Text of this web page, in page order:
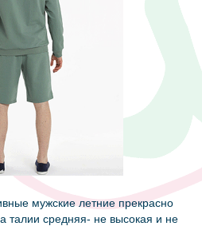
мужские летние прекрасно
талии средняя- не высокая и не